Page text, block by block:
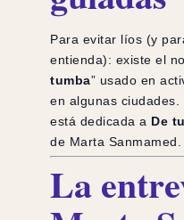
Para evitar líos (y
entienda): existe el
tumba” usado en
en algunas ciudades.
está dedicada a De
de Marta Sanmamed.
La